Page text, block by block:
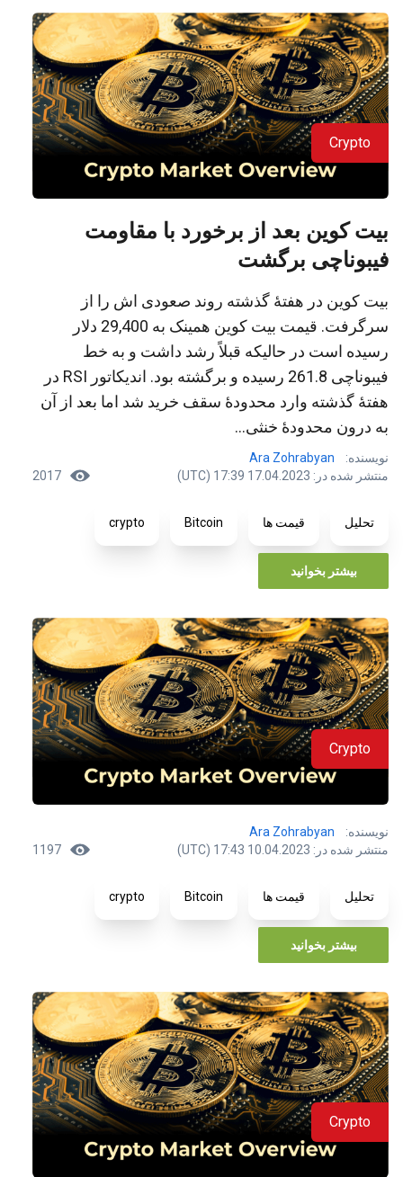
Crypto
بیت کوین بعد از برخورد با مقاومت
فیبوناچی برگشت
بیت کوین در هفتۀ گذشته روند صعودی اش را از
سرگرفت. قیمت بیت کوین همینک به 29,400 دلار
رسیده است در حالیکه قبلاً رشد داشت و به خط
فیبوناچی 261.8 رسیده و برگشته بود. اندیکاتور RSI در
هفتۀ گذشته وارد محدودۀ سقف خرید شد اما بعد از آن
به درون محدودۀ خنثی...
نویسنده:
Ara Zohrabyan
منتشر شده در: 17.04.2023 17:39 (UTC)
2017
تحلیل قیمت ها Bitcoin
crypto
بیشتر بخوانید
Crypto
نویسنده:
Ara Zohrabyan
منتشر شده در: 10.04.2023 17:43 (UTC)
1197
تحلیل قیمت ها Bitcoin
crypto
بیشتر بخوانید
Crypto